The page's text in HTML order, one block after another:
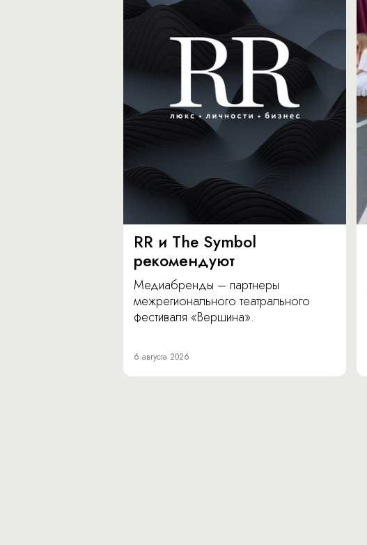
RR и The Symbol
рекомендуют
Медиабренды – партнеры
межрегионального театрального
фестиваля «Вершина».
6 августа 2026